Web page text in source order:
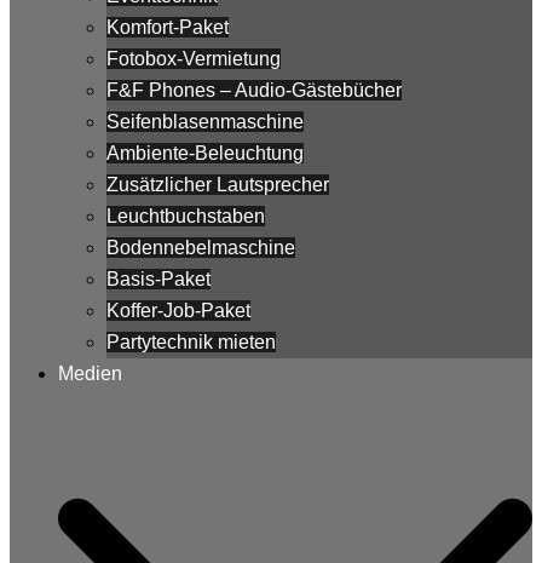
Komfort-Paket
Fotobox-Vermietung
F&F Phones – Audio-Gästebücher
Seifenblasenmaschine
Ambiente-Beleuchtung
Zusätzlicher Lautsprecher
Leuchtbuchstaben
Bodennebelmaschine
Basis-Paket
Koffer-Job-Paket
Partytechnik mieten
Medien